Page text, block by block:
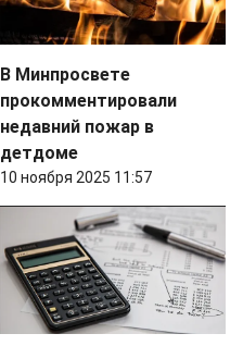
В Минпросвете
прокомментировали
недавний пожар в
детдоме
10 ноября 2025 11:57